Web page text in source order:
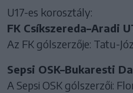
U17-es korosztály:
FK Csíkszereda–Aradi
Az FK gólszerzője: Tatu-
Sepsi OSK–Bukaresti
A Sepsi OSK gólszerzői: